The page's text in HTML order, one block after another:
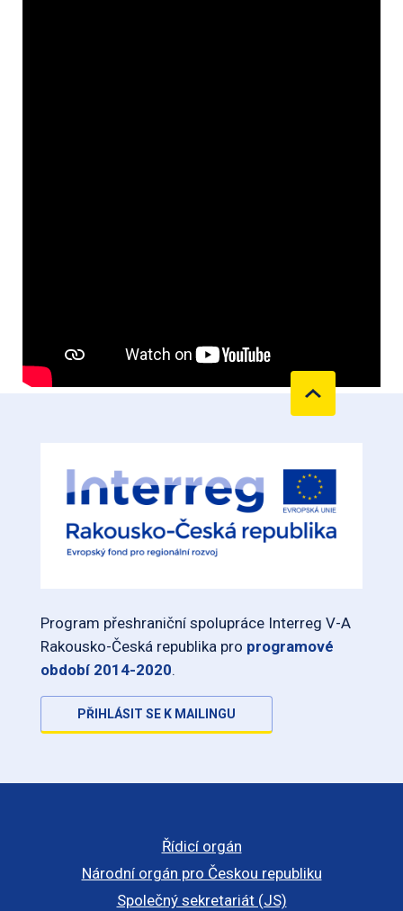
Program přeshraniční spolupráce Interreg V-A
Rakousko-Česká republika pro programové
období 2014-2020.
PŘIHLÁSIT SE K MAILINGU
Řídicí orgán
Národní orgán pro Českou republiku
Společný sekretariát (JS)